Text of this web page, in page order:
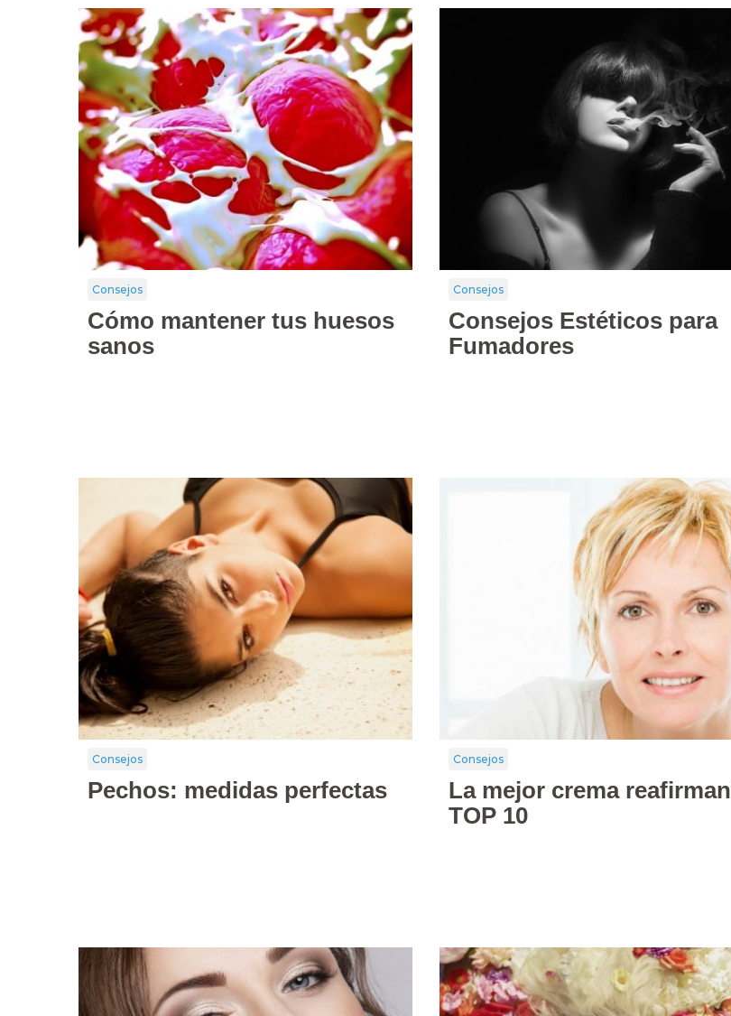
Consejos
Cómo mantener tus huesos
sanos
Consejos
Consejos Estéticos para
Fumadores
Consejos
Pechos: medidas perfectas
Consejos
La mejor crema
TOP 10